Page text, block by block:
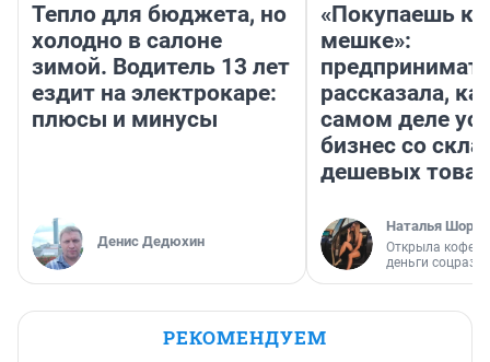
Тепло для бюджета, но
холодно в салоне
зимой. Водитель 13 лет
ездит на электрокаре:
плюсы и минусы
Денис Дедюхин
«Покупаешь
мешке»:
рассказала,
самом деле
бизнес со
дешевых
Наталья
Открыла
деньги
РЕКОМЕНДУЕМ